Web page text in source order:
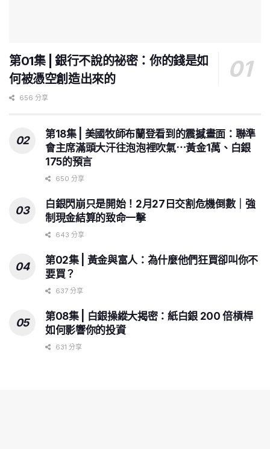
第01集 | 銀行不說的祕密：你的錢是如
何被憑空創造出來的
656 分享
第18集 | 美國牧師布蘭登看到的震撼畫面：聯準
會主席滿頭大汗往泡泡裡吹氣⋯黃金1萬、白銀
175的預言
650 分享
白銀閃崩只是開始！2月27日交割危機倒數｜強
制現金結算的致命一擊
643 分享
第02集 | 黃金與富人：為什麼他們狂買卻叫你不
要買？
637 分享
第08集 | 白銀操縱大揭密：紙白銀 200 倍槓桿
如何影響你的投資
631 分享